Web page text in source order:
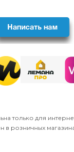
только для
в розничных